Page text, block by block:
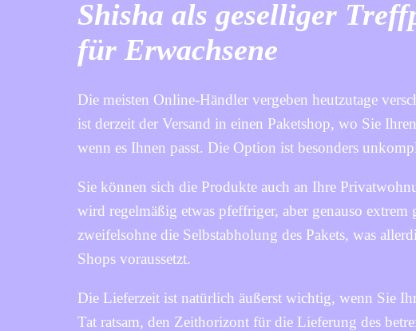
Shisha als geselliger
für Erwachsene
Die meisten Online-Händler vergeben heutzutage
ist derzeit der Versand in einen Paketshop, wo Sie
wenn es Ihnen passt. Die Option ist besonders
Sie können sich die Produkte auch an Ihre
wird regelmäßig etwas pfeffriger, aber genauso
zweifelsohne die Selbstabholung des Pakets, was
Shops voraussetzt.
Die Lieferzeit ist natürlich äußerst wichtig, wenn Sie
Tat ratsam, den Zeithorizont für die Lieferung des